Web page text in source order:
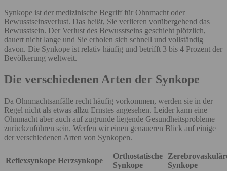
Synkope ist der medizinische Begriff für Ohnmacht oder
Bewusstseinsverlust. Das heißt, Sie verlieren vorübergehend das
Bewusstsein. Der Verlust des Bewusstseins geschieht plötzlich,
dauert nicht lange und Sie erholen sich schnell und vollständig
davon. Die Synkope ist relativ häufig und betrifft 3 bis 4 Prozent der
Bevölkerung weltweit.
Die verschiedenen Arten der Synkope
Da Ohnmachtsanfälle recht häufig vorkommen, werden sie in der
Regel nicht als etwas allzu Ernstes angesehen. Leider kann eine
Ohnmacht aber auch auf zugrunde liegende Gesundheitsprobleme
zurückzuführen sein. Werfen wir einen genaueren Blick auf einige
der verschiedenen Arten von Synkopen.
Reflexsynkope Herzsynkope
Orthostatische
Synkope
Synkope